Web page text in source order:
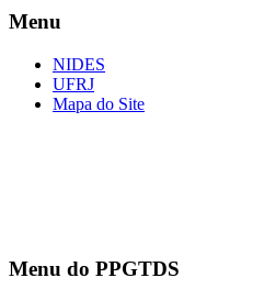
Menu
NIDES
UFRJ
Mapa do Site
Menu do PPGTDS